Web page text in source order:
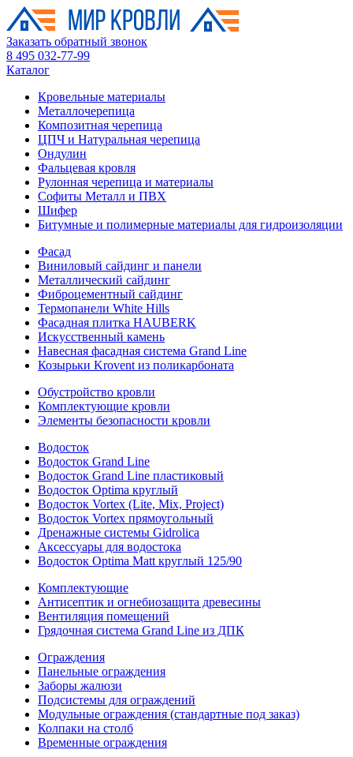
Заказать обратный звонок
8 495 032-77-99
Каталог
Кровельные материалы
Металлочерепица
Композитная черепица
ЦПЧ и Натуральная черепица
Ондулин
Фальцевая кровля
Рулонная черепица и материалы
Софиты Металл и ПВХ
Шифер
Битумные и полимерные материалы для гидроизоляции
Фасад
Виниловый сайдинг и панели
Металлический сайдинг
Фиброцементный сайдинг
Термопанели White Hills
Фасадная плитка HAUBERK
Искусственный камень
Навесная фасадная система Grand Line
Козырьки Krovent из поликарбоната
Обустройство кровли
Комплектующие кровли
Элементы безопасности кровли
Водосток
Водосток Grand Line
Водосток Grand Line пластиковый
Водосток Optima круглый
Водосток Vortex (Lite, Mix, Project)
Водосток Vortex прямоугольный
Дренажные системы Gidrolica
Аксессуары для водостока
Водосток Optima Matt круглый 125/90
Комплектующие
Антисептик и огнебиозащита древесины
Вентиляция помещений
Грядочная система Grand Line из ДПК
Ограждения
Панельные ограждения
Заборы жалюзи
Подсистемы для ограждений
Модульные ограждения (стандартные под заказ)
Колпаки на столб
Временные ограждения